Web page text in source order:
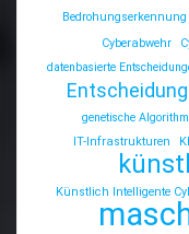
Bedrohungserkennung
Cyberabwehr
datenbasierte
genetische
IT-Infrastrukturen
Künstlich Intelligente